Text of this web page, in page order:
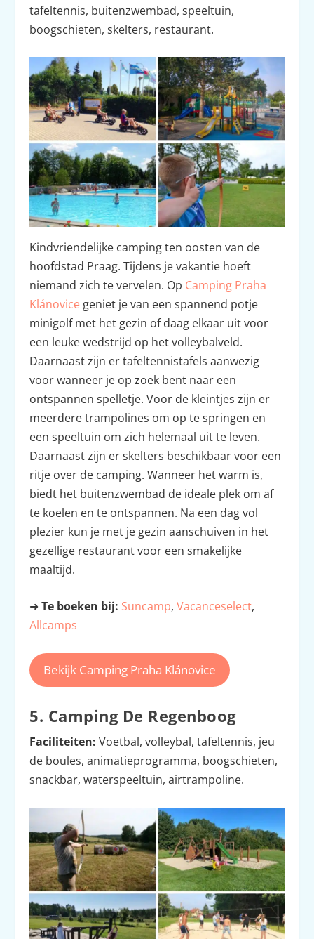
tafeltennis, buitenzwembad, speeltuin,
boogschieten, skelters, restaurant.
Kindvriendelijke camping ten oosten van de
hoofdstad Praag. Tijdens je vakantie hoeft
niemand zich te vervelen. Op Camping Praha
Klánovice geniet je van een spannend potje
minigolf met het gezin of daag elkaar uit voor
een leuke wedstrijd op het volleybalveld.
Daarnaast zijn er tafeltennistafels aanwezig
voor wanneer je op zoek bent naar een
ontspannen spelletje. Voor de kleintjes zijn er
meerdere trampolines om op te springen en
een speeltuin om zich helemaal uit te leven.
Daarnaast zijn er skelters beschikbaar voor een
ritje over de camping. Wanneer het warm is,
biedt het buitenzwembad de ideale plek om af
te koelen en te ontspannen. Na een dag vol
plezier kun je met je gezin aanschuiven in het
gezellige restaurant voor een smakelijke
maaltijd.
➜ Te boeken bij: Suncamp,Vacanceselect,
Allcamps
Bekijk Camping Praha Klánovice
5. Camping De Regenboog
Faciliteiten:Voetbal, volleybal, tafeltennis, jeu
de boules, animatieprogramma, boogschieten,
snackbar, waterspeeltuin, airtrampoline.